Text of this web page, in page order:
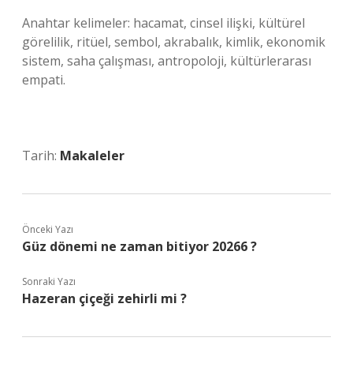
Anahtar kelimeler: hacamat, cinsel ilişki, kültürel
görelilik, ritüel, sembol, akrabalık, kimlik, ekonomik
sistem, saha çalışması, antropoloji, kültürlerarası
empati.
Tarih: Makaleler
Önceki Yazı
Güz dönemi ne zaman bitiyor 20266 ?
Sonraki Yazı
Hazeran çiçeği zehirli mi ?